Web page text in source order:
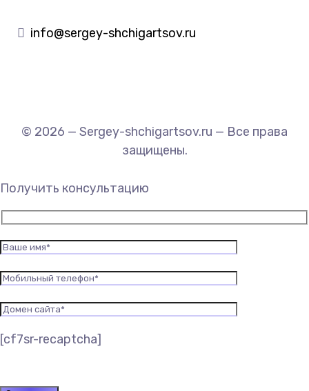
info@sergey-shchigartsov.ru
© 2026 — Sergey-shchigartsov.ru — Все права
защищены.
Получить консультацию
[cf7sr-recaptcha]